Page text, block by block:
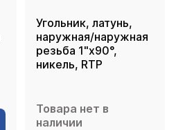
Угольник, латунь,
наружная/наружная
резьба 1"х90°,
никель, RTP
Товара нет в
наличии